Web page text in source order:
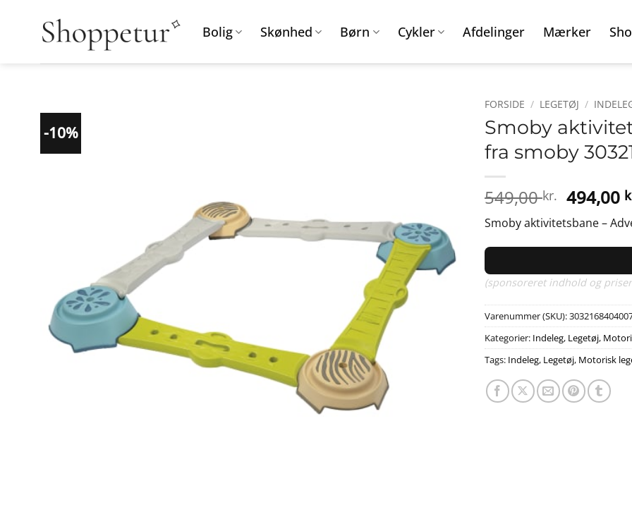
Bolig Skønhed Børn Cykler Afdelinger Mærker
-10%
FORSIDE / LEGETØJ /
Smoby
fra smoby
549,00kr. Den
pris
var:
494,00
Smoby aktivitetsbane –
(sponsoreret indhold og
Varenummer (SKU):
Kategorier: Indeleg, Legetøj,
Tags: Indeleg, Legetøj, Motorisk